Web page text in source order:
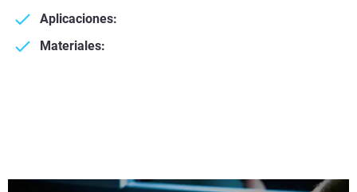
Aplicaciones:
Materiales: